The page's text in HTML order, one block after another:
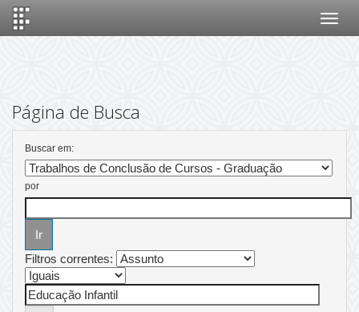
Página de Busca
Buscar em:
por
Filtros correntes: